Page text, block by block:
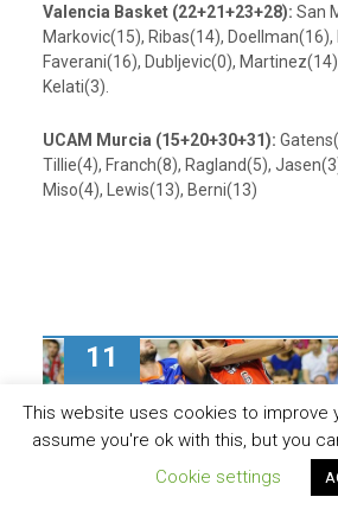
Valencia Basket (22+21+23+28): San
Markovic(15), Ribas(14), Doellman(16),
Faverani(16), Dubljevic(0),
Kelati(3).
UCAM Murcia (15+20+30+31):
Tillie(4), Franch(8), Ragland(5),
Miso(4), Lewis(13), Berni(13)
11
Dic/19
This website uses cookies to improve
assume you're ok with this, but you
Cookie settings